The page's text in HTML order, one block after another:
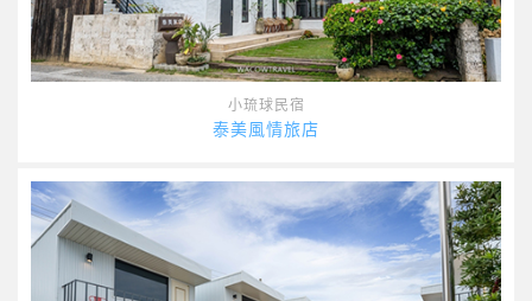
小琉球民宿
泰美風情旅店